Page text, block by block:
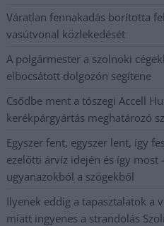
Váratlan fennakadás borította
vasútvonal közlekedését
A polgármester a szolnoki
elbocsátott dolgozón segítene
Csődbe ment a tószegi Accell
kerékpárgyártás meghatározó
Egyszer fent, egyszer lent, így
ezelőtti árvíz idején és így most
ugyanazokból a szögekből
Ilyenek eddig a tapasztalatok a
miatt ingyenes a strandolás